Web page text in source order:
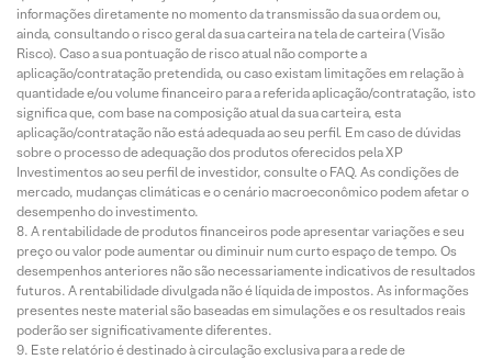
informações diretamente no momento da transmissão da sua ordem ou,
ainda, consultando o risco geral da sua carteira na tela de carteira (Visão
Risco). Caso a sua pontuação de risco atual não comporte a
aplicação/contratação pretendida, ou caso existam limitações em relação à
quantidade e/ou volume financeiro para a referida aplicação/contratação, isto
significa que, com base na composição atual da sua carteira, esta
aplicação/contratação não está adequada ao seu perfil. Em caso de dúvidas
sobre o processo de adequação dos produtos oferecidos pela XP
Investimentos ao seu perfil de investidor, consulte o FAQ. As condições de
mercado, mudanças climáticas e o cenário macroeconômico podem afetar o
desempenho do investimento.
A rentabilidade de produtos financeiros pode apresentar variações e seu
preço ou valor pode aumentar ou diminuir num curto espaço de tempo. Os
desempenhos anteriores não são necessariamente indicativos de resultados
futuros. A rentabilidade divulgada não é líquida de impostos. As informações
presentes neste material são baseadas em simulações e os resultados reais
poderão ser significativamente diferentes.
Este relatório é destinado à circulação exclusiva para a rede de